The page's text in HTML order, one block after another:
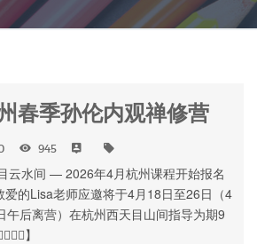
春季孙伦内观禅修营
945
云水间 — 2026年4月杭州课程开始报名
的Lisa老师应邀将于4月18日至26日（4
午后离营）在杭州西天目山间指导为期9
】